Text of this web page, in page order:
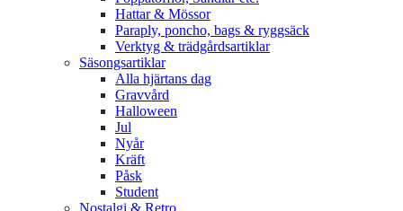
Hattar & Mössor
Paraply, poncho, bags & ryggsäck
Verktyg & trädgårdsartiklar
Säsongsartiklar
Alla hjärtans dag
Gravvård
Halloween
Jul
Nyår
Kräft
Påsk
Student
Nostalgi & Retro